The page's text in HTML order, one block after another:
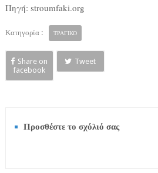
Πηγή: stroumfaki.org
Κατηγορία : ΤΡΑΓΙΚΟ
Share on
facebook
Tweet
Προσθέστε το σχόλιό σας